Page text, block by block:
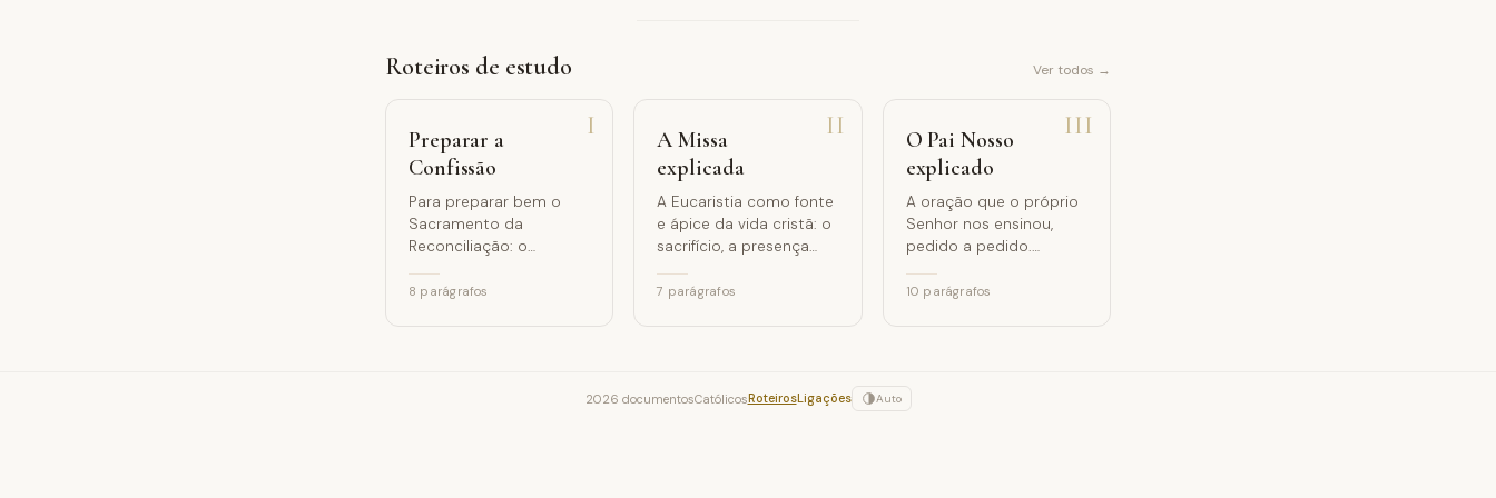
Roteiros de estudo Ver todos →
I
Preparar a
Confissão
Para preparar bem o
Sacramento da
Reconciliação: o
arrependimento, o
8 parágrafos
II
A Missa
explicada
A Eucaristia como fonte
e ápice da vida cristã: o
sacrifício, a presença
7 parágrafos
III
O Pai Nosso
explicado
A oração que o próprio
Senhor nos ensinou,
pedido a pedido.
Evangelho» (CIC 2761).
10 parágrafos
2026 documentosCatólicosRoteirosLigações Auto